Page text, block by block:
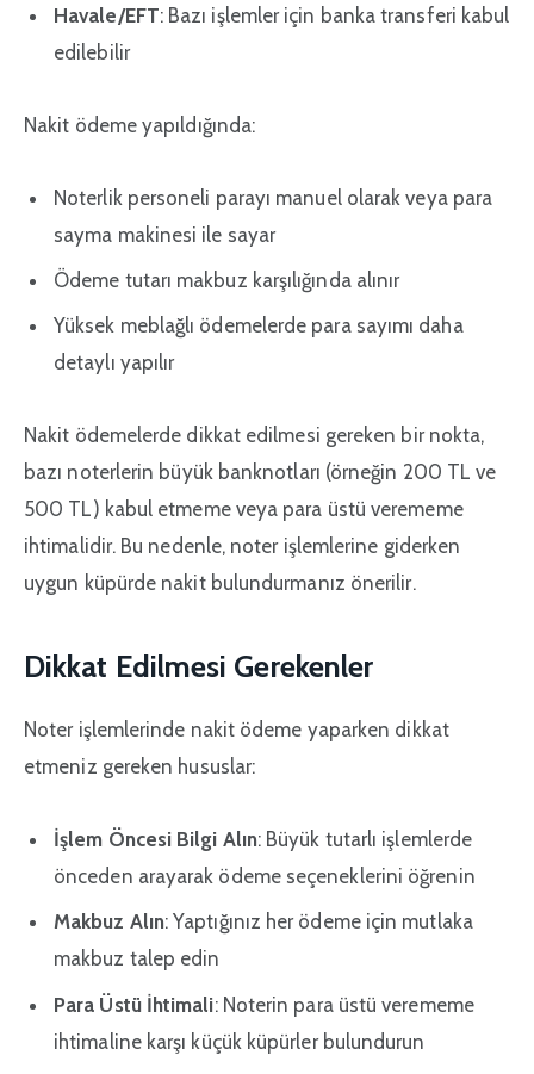
Havale/EFT: Bazı işlemler için banka transferi kabul
edilebilir
Nakit ödeme yapıldığında:
Noterlik personeli parayı manuel olarak veya para
sayma makinesi ile sayar
Ödeme tutarı makbuz karşılığında alınır
Yüksek meblağlı ödemelerde para sayımı daha
detaylı yapılır
Nakit ödemelerde dikkat edilmesi gereken bir nokta,
bazı noterlerin büyük banknotları (örneğin 200 TL ve
500 TL) kabul etmeme veya para üstü verememe
ihtimalidir. Bu nedenle, noter işlemlerine giderken
uygun küpürde nakit bulundurmanız önerilir.
Dikkat Edilmesi Gerekenler
Noter işlemlerinde nakit ödeme yaparken dikkat
etmeniz gereken hususlar:
İşlem Öncesi Bilgi Alın: Büyük tutarlı işlemlerde
önceden arayarak ödeme seçeneklerini öğrenin
Makbuz Alın: Yaptığınız her ödeme için mutlaka
makbuz talep edin
Para Üstü İhtimali: Noterin para üstü verememe
ihtimaline karşı küçük küpürler bulundurun